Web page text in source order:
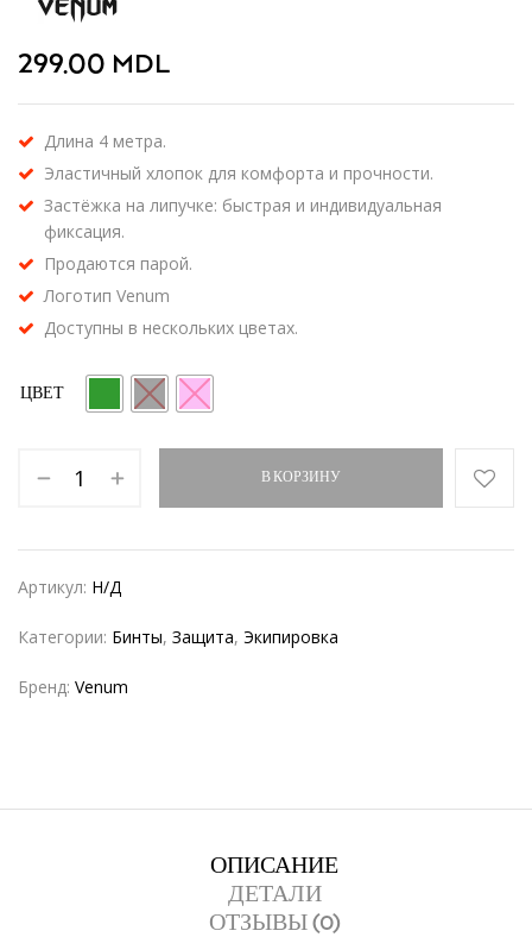
299.00 MDL
Длина 4 метра.
Эластичный хлопок для комфорта и прочности.
Застёжка на липучке: быстрая и индивидуальная
фиксация.
Продаются парой.
Логотип Venum
Доступны в нескольких цветах.
ЦВЕТ
В КОРЗИНУ
Артикул: Н/Д
Категории: Бинты, Защита, Экипировка
Бренд: Venum
ОПИСАНИЕ
ДЕТАЛИ
ОТЗЫВЫ (0)